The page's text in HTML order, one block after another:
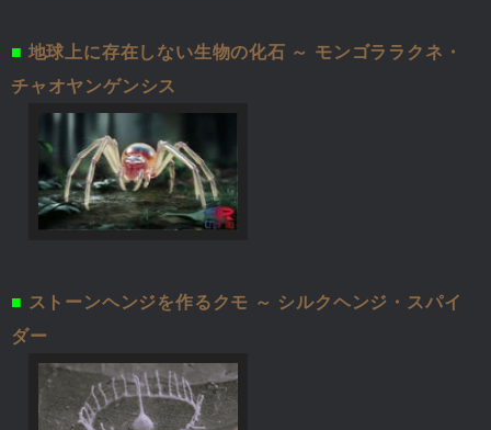
■ 地球上に存在しない生物の化石 ～ モンゴララクネ・
チャオヤンゲンシス
■ ストーンヘンジを作るクモ ～ シルクヘンジ・スパイ
ダー